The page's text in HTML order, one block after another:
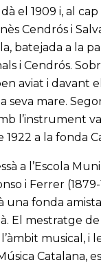
el 1909 i, al
Cendrós i
batejada a la
i Cendrós.
aviat i davant
seva mare.
l’instrument
1922 a la fonda
a l’Escola
i Ferrer
una fonda
El mestratge
musical, i
Catalana,